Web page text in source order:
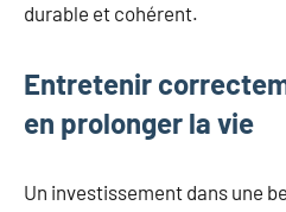
durable et cohérent.
Entretenir
en prolonger la vie
Un investissement dans une